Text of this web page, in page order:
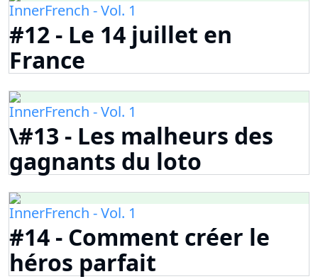
InnerFrench - Vol. 1
#12 - Le 14 juillet en
France
InnerFrench - Vol. 1
\#13 - Les malheurs des
gagnants du loto
InnerFrench - Vol. 1
#14 - Comment créer le
héros parfait